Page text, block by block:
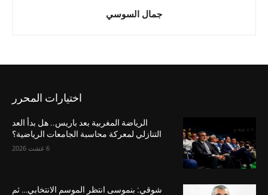
جمال السوسي
اختيارات المحرر
الرياضة المغربية بعد باريس.. هل بدأ العد
التنازلي لمعركة محاسبة الجامعات الرياضية؟
6 غشت 2026
شوقي: بنموسى انتظر الموسم الانتخابي… ثم